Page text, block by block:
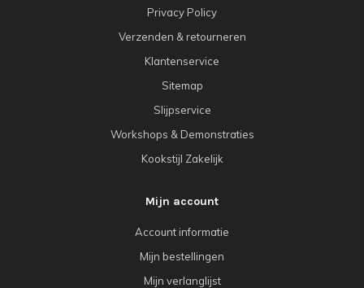
Privacy Policy
Verzenden & retourneren
Klantenservice
Sitemap
Slijpservice
Workshops & Demonstraties
Kookstijl Zakelijk
Mijn account
Account informatie
Mijn bestellingen
Mijn verlanglijst